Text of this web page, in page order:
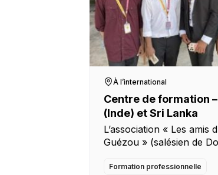
À l’international
Centre de formation
(Inde) et Sri Lanka
L’association « Les amis
Guézou » (salésien de
développement des
Formation professionnelle